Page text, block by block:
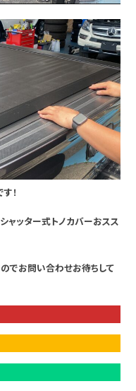
！
ャッター式トノカバーおスス
でお問い合わせお待ちして